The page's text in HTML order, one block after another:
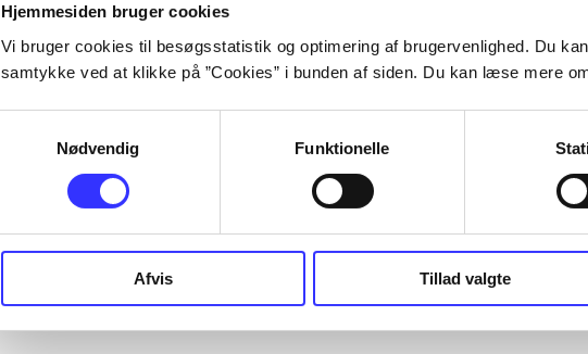
Hjemmesiden bruger cookies
Vi bruger cookies til besøgsstatistik og optimering af brugervenlighed. Du
samtykke ved at klikke på ”Cookies” i bunden af siden. Du kan læse mere
Nødvendig
Funktionelle
Afvis Tillad valgte
...
...